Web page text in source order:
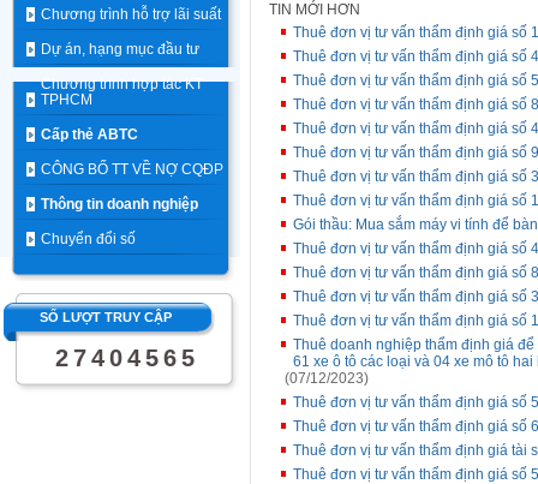
Chương trình hỗ trợ lãi suất
Dự án, hạng mục đầu tư
Chương trình hợp tác KT
TPHCM
Cấp thẻ ABTC
CÔNG BỐ TT VỀ NỢ CQĐP
Thông tin doanh nghiệp
Chuyển đổi số
SỐ LƯỢT TRUY CẬP
2 7 4 0 4 5 6 5
TIN MỚI HƠN
Thuê đơn vị tư vấn thẩm định giá số
Thuê đơn vị tư vấn thẩm định giá số
Thuê đơn vị tư vấn thẩm định giá số
Thuê đơn vị tư vấn thẩm định giá số
Thuê đơn vị tư vấn thẩm định giá số
Thuê đơn vị tư vấn thẩm định giá số
Thuê đơn vị tư vấn thẩm định giá số
Thuê đơn vị tư vấn thẩm định giá số
Gói thầu: Mua sắm máy vi tính để
Thuê đơn vị tư vấn thẩm định giá số
Thuê đơn vị tư vấn thẩm định giá số
Thuê đơn vị tư vấn thẩm định giá số
Thuê đơn vị tư vấn thẩm định giá số
Thuê doanh nghiệp thẩm định giá
61 xe ô tô các loại và 04 xe mô tô
(07/12/2023)
Thuê đơn vị tư vấn thẩm định giá số
Thuê đơn vị tư vấn thẩm định giá số
Thuê đơn vị tư vấn thẩm định giá tài
Thuê đơn vị tư vấn thẩm định giá số